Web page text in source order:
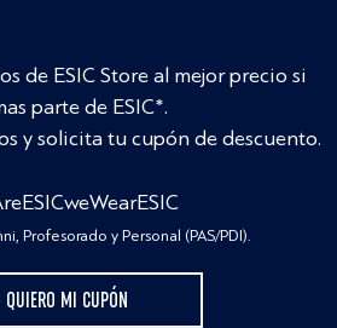
de ESIC Store al mejor precio si
parte de ESIC*.
y solicita tu cupón de descuento.
Profesorado y Personal (PAS/PDI).
QUIERO MI CUPÓN